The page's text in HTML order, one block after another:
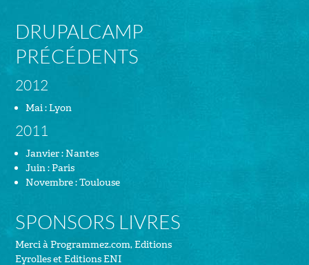
DRUPALCAMP
PRÉCÉDENTS
2012
Mai : Lyon
2011
Janvier : Nantes
Juin : Paris
Novembre : Toulouse
SPONSORS LIVRES
Merci àProgrammez.com,Editions
EyrollesetEditions ENI